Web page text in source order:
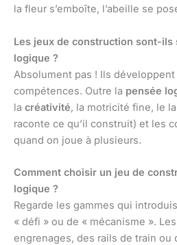
la fleur s’emboîte, l’abeille se
Les jeux de construction sont-ils
logique ?
Absolument pas ! Ils
compétences. Outre la pensée
la créativité, la motricité fine, le
raconte ce qu’il construit) et les
quand on joue à plusieurs.
Comment choisir un jeu de
logique ?
Regarde les gammes qui
« défi » ou de « mécanisme ».
engrenages, des rails de train